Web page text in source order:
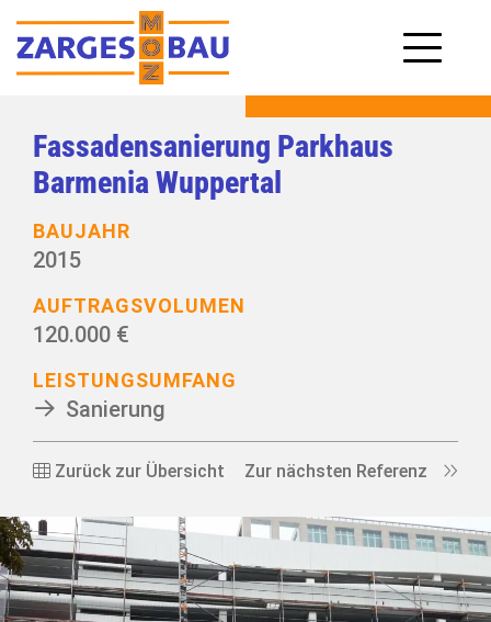
Fassadensanierung Parkhaus
Barmenia Wuppertal
BAUJAHR
2015
AUFTRAGSVOLUMEN
120.000 €
LEISTUNGSUMFANG
Sanierung
Zurück zur Übersicht Zur nächsten Referenz